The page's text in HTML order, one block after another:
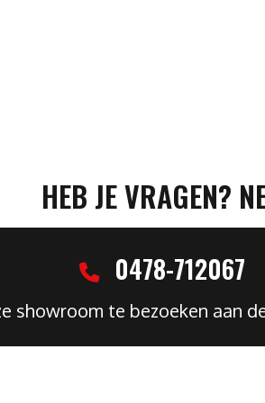
HEB JE VRAGEN?
0478-712067
showroom te bezoeken aan